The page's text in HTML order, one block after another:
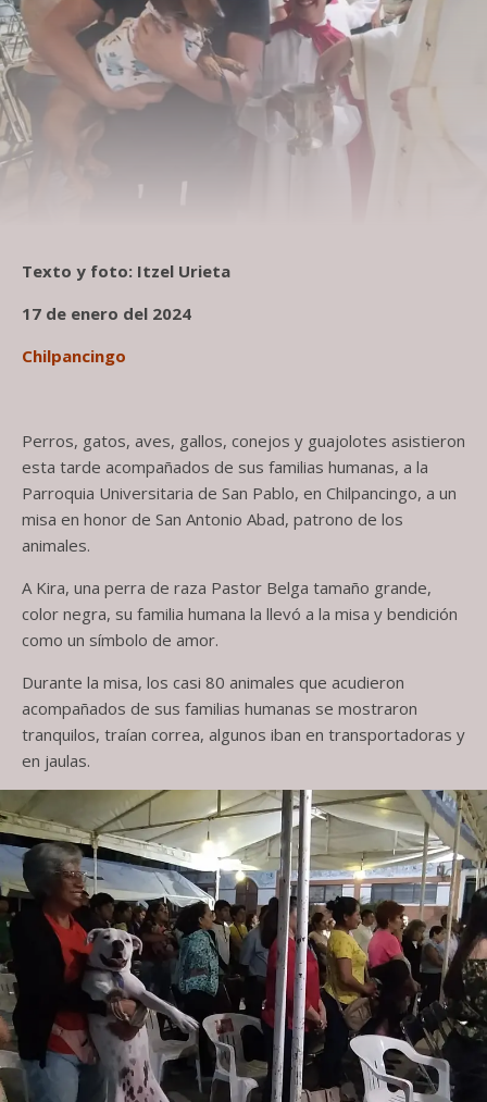
Texto y foto: Itzel Urieta
17 de enero del 2024
Chilpancingo
Perros, gatos, aves, gallos, conejos y guajolotes asistieron
esta tarde acompañados de sus familias humanas, a la
Parroquia Universitaria de San Pablo, en Chilpancingo, a un
misa en honor de San Antonio Abad, patrono de los
animales.
A Kira, una perra de raza Pastor Belga tamaño grande,
color negra, su familia humana la llevó a la misa y bendición
como un símbolo de amor.
Durante la misa, los casi 80 animales que acudieron
acompañados de sus familias humanas se mostraron
tranquilos, traían correa, algunos iban en transportadoras y
en jaulas.